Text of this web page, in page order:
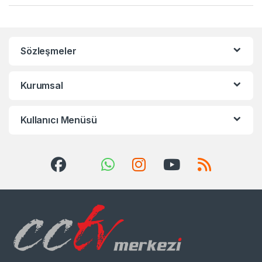
Sözleşmeler
Kurumsal
Kullanıcı Menüsü